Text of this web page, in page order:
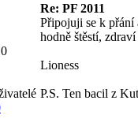
Re: PF 2011
Připojuji se k přání
hodně štěstí,
Lioness
P.S. Ten bacil z